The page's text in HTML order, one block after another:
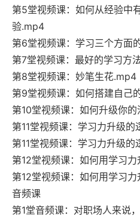
第5堂视频课：如何从经验
验.mp4
第6堂视频课：学习三个方面
第7堂视频课：最好的学习方
第8堂视频课：妙笔生花.mp4
第9堂视频课：如何搭建自己
第10堂视频课：如何升级你
第11堂视频课：学习力升级的
第11堂视频课：学习力升级
第12堂视频课：如何用学习
第12堂视频课：如何用学习
音频课
第1堂音频课：对职场人来说